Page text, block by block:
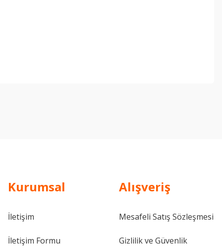
Kurumsal
İletişim
İletişim Formu
Alışveriş
Mesafeli Satış Sözleşmesi
Gizlilik ve Güvenlik